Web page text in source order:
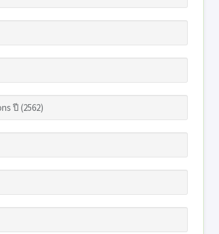
ปี (2562)